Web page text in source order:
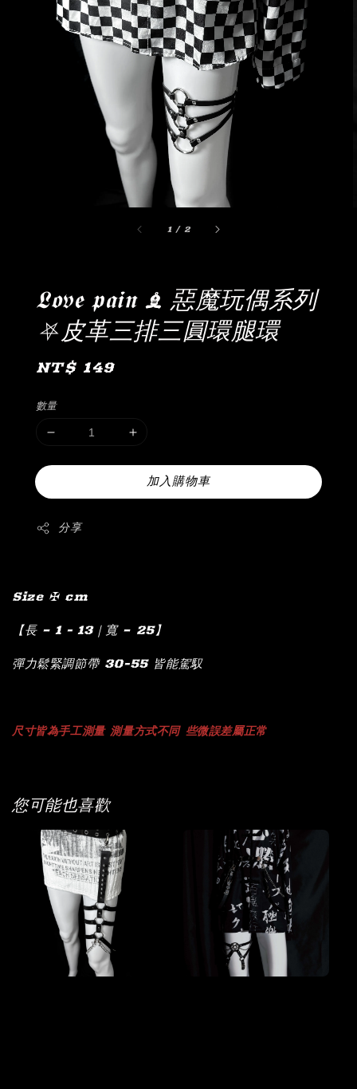
1 / 2
𝕷𝖔v𝖊 𝖕𝖆𝖎𝖓 ♝ 惡魔玩偶系列
⛧皮革三排三圓環腿環
Regular
NT$ 149
數量
加入購物車
分享
Size ✠ cm
【長 – 1 - 13｜寬 – 25】
彈力鬆緊調節帶 30-55 皆能駕馭
尺寸皆為手工測量 測量方式不同 些微誤差屬正常
您可能也喜歡